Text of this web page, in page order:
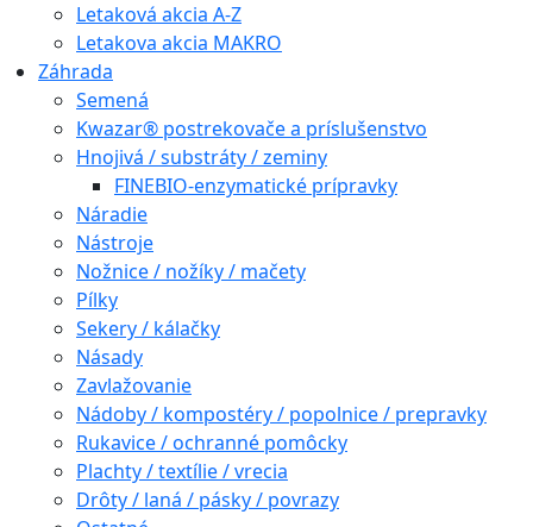
Letaková akcia A-Z
Letakova akcia MAKRO
Záhrada
Semená
Kwazar® postrekovače a príslušenstvo
Hnojivá / substráty / zeminy
FINEBIO-enzymatické prípravky
Náradie
Nástroje
Nožnice / nožíky / mačety
Pílky
Sekery / kálačky
Násady
Zavlažovanie
Nádoby / kompostéry / popolnice / prepravky
Rukavice / ochranné pomôcky
Plachty / textílie / vrecia
Drôty / laná / pásky / povrazy